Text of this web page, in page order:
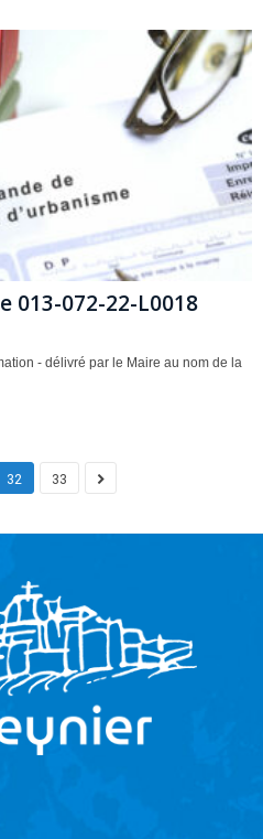
013-072-22-L0018
- délivré par le Maire au nom de la
32 33